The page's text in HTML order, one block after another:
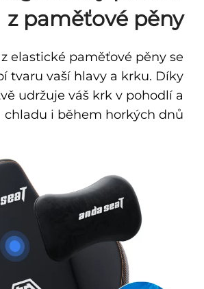
z paměťové pěny
elastické paměťové pěny se
tvaru vaší hlavy a krku. Díky
udržuje váš krk v pohodlí a
chladu i během horkých dnů